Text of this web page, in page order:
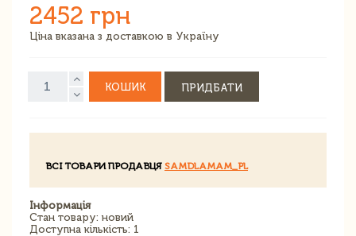
2452 грн
Ціна вказана з доставкою в Україну
КОШИК ПРИДБАТИ
ВСІ ТОВАРИ ПРОДАВЦЯ SAMDLAMAM_PL
Інформація
Стан товару: новий
Доступна кількість: 1